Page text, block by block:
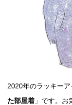
2020年のラッキー
た部屋着 」です。